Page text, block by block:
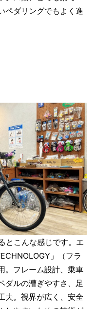
ペダリングでもよく進
とこんな感じです。エ
」（フラ
。フレーム設計、乗車
ダルの漕ぎやすさ、足
夫。視界が広く、安全